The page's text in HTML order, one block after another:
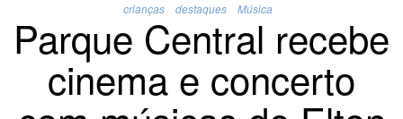
crianças destaques Música
Parque Central recebe
cinema e concerto